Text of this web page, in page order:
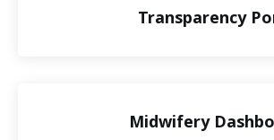
Transparency
Midwifery